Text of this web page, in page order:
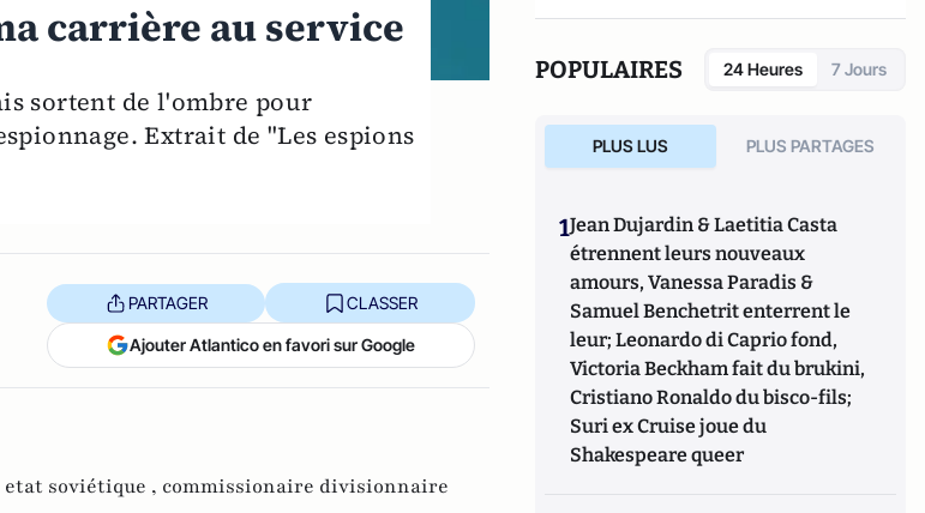
carrière au service
sortent de l'ombre pour
Extrait de "Les espions
PARTAGER CLASSER
Ajouter Atlantico en favori sur Google
etat soviétique , commissionaire divisionnaire
POPULAIRES 24 Heures 7 Jours
PLUS LUS PLUS PARTAGES
1Jean Dujardin & Laetitia Casta
étrennent leurs nouveaux
amours, Vanessa Paradis &
Samuel Benchetrit enterrent le
leur; Leonardo di Caprio fond,
Victoria Beckham fait du brukini,
Cristiano Ronaldo du bisco-fils;
Suri ex Cruise joue du
Shakespeare queer